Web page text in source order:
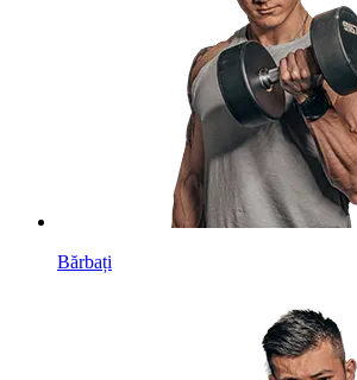
Bărbați